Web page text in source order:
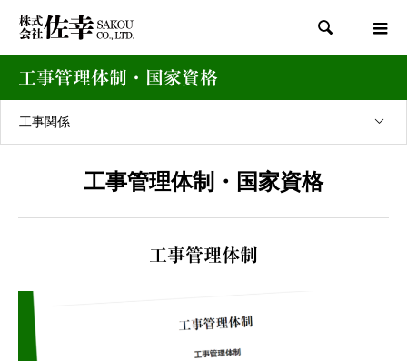

工事管理体制・国家資格
工事関係
工事管理体制・国家資格
工事管理体制